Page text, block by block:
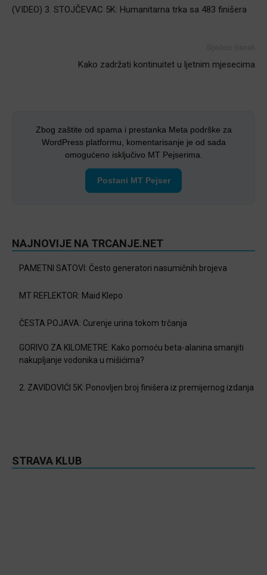
(VIDEO) 3. STOJČEVAC 5K: Humanitarna trka sa 483 finišera
Kako zadržati kontinuitet u ljetnim mjesecima
Zbog zaštite od spama i prestanka Meta podrške za
WordPress platformu, komentarisanje je od sada
omogućeno isključivo MT Pejserima.
Postani MT Pejser
NAJNOVIJE NA TRCANJE.NET
PAMETNI SATOVI: Često generatori nasumičnih brojeva
MT REFLEKTOR: Maid Klepo
ČESTA POJAVA: Curenje urina tokom trčanja
GORIVO ZA KILOMETRE: Kako pomoću beta-alanina smanjiti
nakupljanje vodonika u mišićima?
2. ZAVIDOVIĆI 5K: Ponovljen broj finišera iz premijernog izdanja
STRAVA KLUB